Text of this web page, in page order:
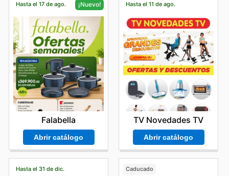
Hasta el 17 de ago. ¡Nuevo!
Falabella
Abrir catálogo
Hasta el 11 de ago.
TV Novedades TV
Abrir catálogo
Hasta el 31 de dic. Caducado